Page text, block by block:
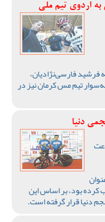
اردوی تیم ملی
که فرشید فارسی‌نژادیان،
تیم مس کرمان نیز در
دنیا
ماه 1396 ساعت
بود، بر اساس این
دنیا قرار گرفته است.